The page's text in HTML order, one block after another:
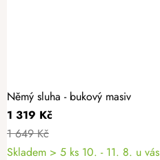
Němý sluha - bukový masiv
1 319 Kč
1 649 Kč
Skladem > 5 ks 10. - 11. 8. u vás